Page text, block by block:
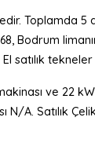
Toplamda 5
satılık
ve 22
A. Satılık